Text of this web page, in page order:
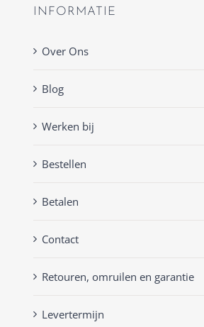
INFORMATIE
Over Ons
Blog
Werken bij
Bestellen
Betalen
Contact
Retouren, omruilen en garantie
Levertermijn